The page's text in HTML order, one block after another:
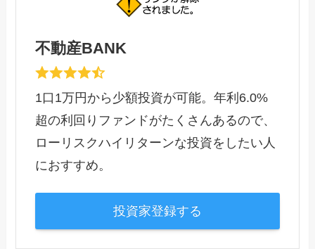
不動産BANK
1口1万円から少額投資が可能。年利6.0%
超の利回りファンドがたくさんあるので、
ローリスクハイリターンな投資をしたい人
におすすめ。
投資家登録する